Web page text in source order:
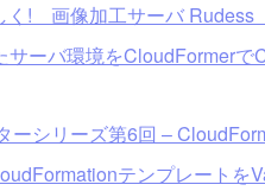
く! 画像加工サーバ Rudess
ーバ環境をCloudFormer
ーシリーズ第6回 –
テンプレートを